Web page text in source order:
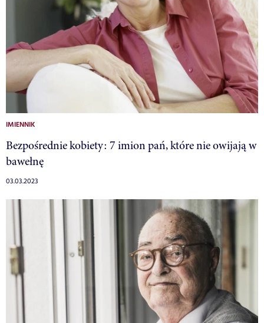
IMIENNIK
Bezpośrednie kobiety: 7 imion pań, które nie owijają w
bawełnę
03.03.2023